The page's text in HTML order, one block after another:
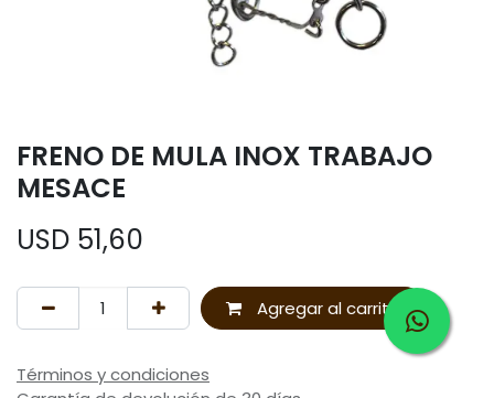
FRENO DE MULA INOX TRABAJO
MESACE
USD 51,60
Agregar al carrito
Términos y condiciones